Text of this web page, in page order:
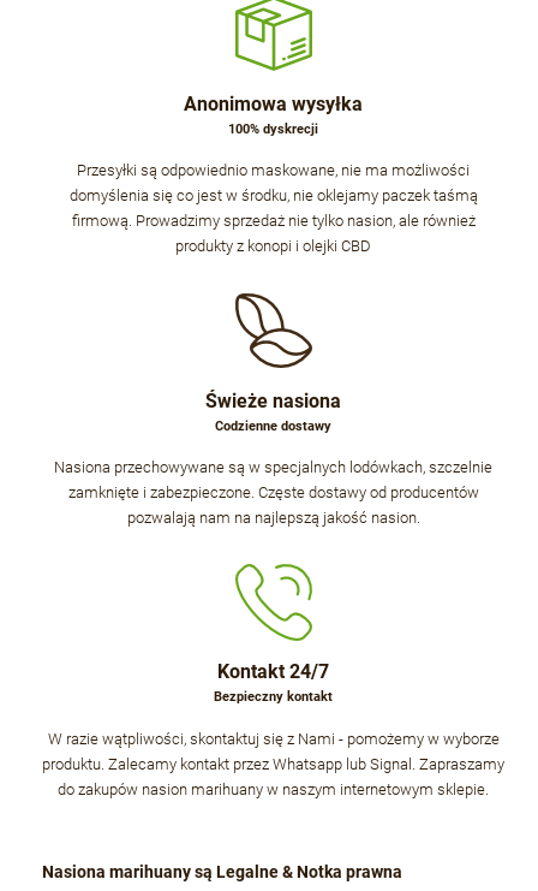
Anonimowa wysyłka
100% dyskrecji
Przesyłki są odpowiednio maskowane, nie ma możliwości
domyślenia się co jest w środku, nie oklejamy paczek taśmą
firmową. Prowadzimy sprzedaż nie tylko nasion, ale również
produkty z konopi i olejki CBD
Świeże nasiona
Codzienne dostawy
Nasiona przechowywane są w specjalnych lodówkach, szczelnie
zamknięte i zabezpieczone. Częste dostawy od producentów
pozwalają nam na najlepszą jakość nasion.
Kontakt 24/7
Bezpieczny kontakt
W razie wątpliwości, skontaktuj się z Nami - pomożemy w wyborze
produktu. Zalecamy kontakt przez Whatsapp lub Signal. Zapraszamy
do zakupów nasion marihuany w naszym internetowym sklepie.
Nasiona marihuany są Legalne & Notka prawna